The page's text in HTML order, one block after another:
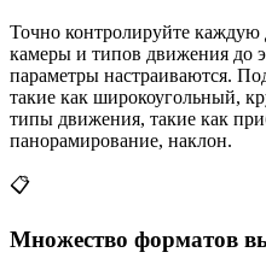
Точно контролируйте каждую
камеры и типов движения до
параметры настраиваются.
такие как широкоугольный,
типы движения, такие как
панорамирование, наклон.
📋
Множество форматов